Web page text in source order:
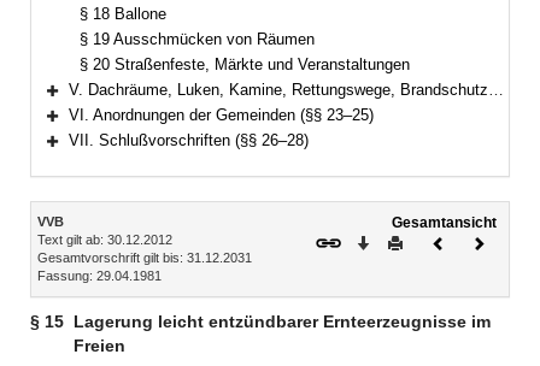
§ 18 Ballone
§ 19 Ausschmücken von Räumen
§ 20 Straßenfeste, Märkte und Veranstaltungen
Bereich erweitern
V. Dachräume, Luken, Kamine, Rettungswege, Brandschutzeinrichtungen (§§ 21–22)
Bereich erweitern
VI. Anordnungen der Gemeinden (§§ 23–25)
VII. Schlußvorschriften (§§ 26–28)
Inhalt
VVB
Text gilt ab: 30.12.2012
Gesamtvorschrift gilt bis: 31.12.2031
Fassung: 29.04.1981
Gesamtansicht
Download
DruckenVorheriges
§ 15 Lagerung leicht entzündbarer Ernteerzeugnisse im
Freien